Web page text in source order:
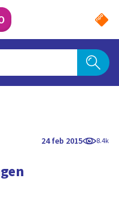
24 feb 2015 8.4k